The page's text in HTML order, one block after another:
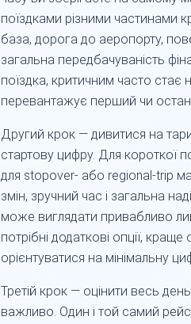
поїздками різними частинами
база, дорога до аеропорту,
загальна передбачуваність
поїздка, критичним часто стає
перевантажує перший чи
Другий крок — дивитися на
стартову цифру. Для короткої
для stopover- або regional-trip
змін, зручний час і загальна
може виглядати привабливо
потрібні додаткові опції,
орієнтуватися на мінімальну
Третій крок — оцінити весь
важливо. Один і той самий